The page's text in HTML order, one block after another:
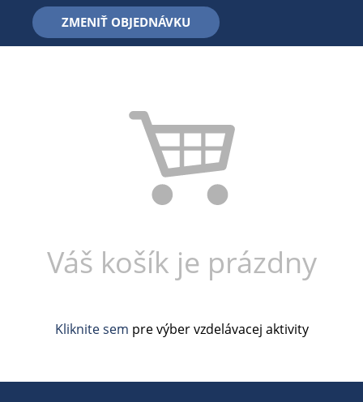
ZMENIŤ OBJEDNÁVKU
Váš košík je prázdny
Kliknite sem pre výber vzdelávacej aktivity